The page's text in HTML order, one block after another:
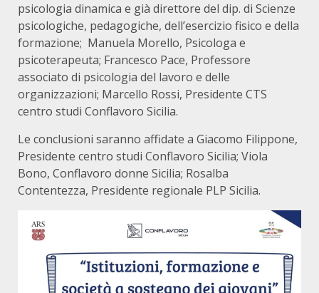
psicologia dinamica e già direttore del dip. di Scienze
psicologiche, pedagogiche, dell’esercizio fisico e della
formazione; Manuela Morello, Psicologa e
psicoterapeuta; Francesco Pace, Professore
associato di psicologia del lavoro e delle
organizzazioni; Marcello Rossi, Presidente CTS
centro studi Conflavoro Sicilia.
Le conclusioni saranno affidate a Giacomo Filippone,
Presidente centro studi Conflavoro Sicilia; Viola
Bono, Conflavoro donne Sicilia; Rosalba
Contentezza, Presidente regionale PLP Sicilia.